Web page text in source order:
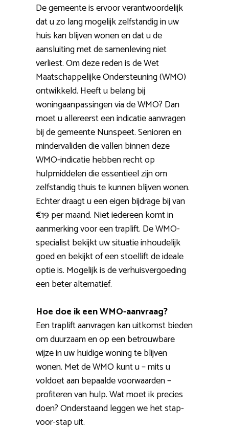
De gemeente is ervoor verantwoordelijk
dat u zo lang mogelijk zelfstandig in uw
huis kan blijven wonen en dat u de
aansluiting met de samenleving niet
verliest. Om deze reden is de Wet
Maatschappelijke Ondersteuning (WMO)
ontwikkeld. Heeft u belang bij
woningaanpassingen via de WMO? Dan
moet u allereerst een indicatie aanvragen
bij de gemeente Nunspeet. Senioren en
mindervaliden die vallen binnen deze
WMO-indicatie hebben recht op
hulpmiddelen die essentieel zijn om
zelfstandig thuis te kunnen blijven wonen.
Echter draagt u een eigen bijdrage bij van
€19 per maand. Niet iedereen komt in
aanmerking voor een traplift. De WMO-
specialist bekijkt uw situatie inhoudelijk
goed en bekijkt of een stoellift de ideale
optie is. Mogelijk is de verhuisvergoeding
een beter alternatief.
Hoe doe ik een WMO-aanvraag?
Een traplift aanvragen kan uitkomst bieden
om duurzaam en op een betrouwbare
wijze in uw huidige woning te blijven
wonen. Met de WMO kunt u – mits u
voldoet aan bepaalde voorwaarden –
profiteren van hulp. Wat moet ik precies
doen? Onderstaand leggen we het stap-
voor-stap uit.